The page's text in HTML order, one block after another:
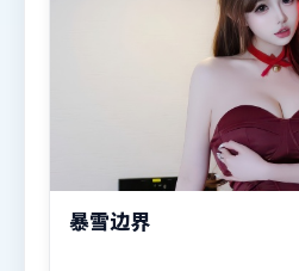
暴雪边界